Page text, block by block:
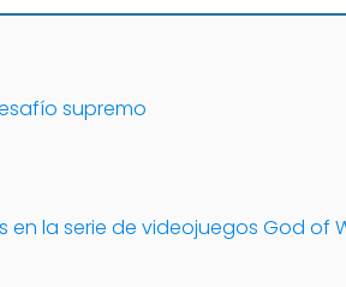
supremo
en la serie de videojuegos God of